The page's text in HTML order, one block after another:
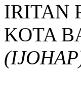
IRITAN
KOTA